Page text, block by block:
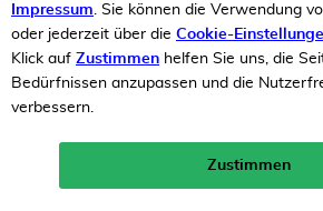
10%
Neukunden-Rabatt ab 49€!
mehr erfahren >
Thermo Patch Für Füße
Bei kalten Füßen
Inhalt4 Stück
Impressum. Sie können die Verwendung
oder jederzeit über die Cookie-
Klick auf Zustimmen helfen Sie uns, die
Bedürfnissen anzupassen und die
verbessern.
Zustimmen